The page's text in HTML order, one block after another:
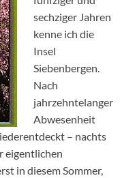
sechziger Jahren
kenne ich die
Insel
Siebenbergen.
Nach
jahrzehntelanger
Abwesenheit
– nachts
eigentlichen
in diesem Sommer,